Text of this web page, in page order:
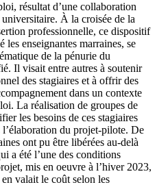
résultat d’une collaboration
À la croisée de la
professionnelle, ce dispositif
les enseignantes marraines, se
de la pénurie du
Il visait entre autres à soutenir
des stagiaires et à offrir des
dans un contexte
La réalisation de groupes de
les besoins de ces stagiaires
du projet-pilote. De
ont pu être libérées au-delà
a été l’une des conditions
mis en oeuvre à l’hiver 2023,
en valait le coût selon les